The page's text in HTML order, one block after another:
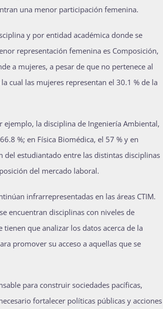
una menor participación femenina.
y por entidad académica donde se
representación femenina es Composición,
a mujeres, a pesar de que no pertenece al
cual las mujeres representan el 30.1 % de la
la disciplina de Ingeniería Ambiental,
%; en Física Biomédica, el 57 % y en
del estudiantado entre las distintas disciplinas
del mercado laboral.
infrarrepresentadas en las áreas CTIM.
encuentran disciplinas con niveles de
que analizar los datos acerca de la
promover su acceso a aquellas que se
para construir sociedades pacíficas,
fortalecer políticas públicas y acciones